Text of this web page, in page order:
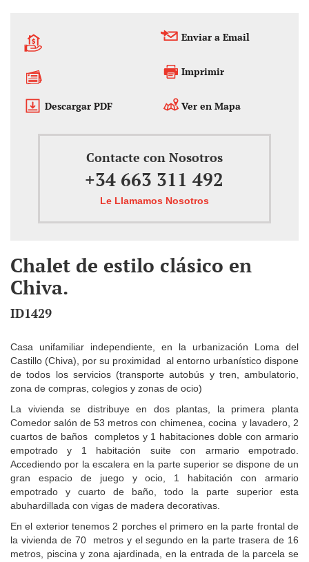
Enviar a Email
Imprimir
Descargar PDF Ver en Mapa
Contacte con Nosotros
+34 663 311 492
Le Llamamos Nosotros
Chalet de estilo clásico en
Chiva.
ID1429
Casa unifamiliar independiente, en la urbanización Loma del
Castillo (Chiva), por su proximidad al entorno urbanístico dispone
de todos los servicios (transporte autobús y tren, ambulatorio,
zona de compras, colegios y zonas de ocio)
La vivienda se distribuye en dos plantas, la primera planta
Comedor salón de 53 metros con chimenea, cocina y lavadero, 2
cuartos de baños completos y 1 habitaciones doble con armario
empotrado y 1 habitación suite con armario empotrado.
Accediendo por la escalera en la parte superior se dispone de un
gran espacio de juego y ocio, 1 habitación con armario
empotrado y cuarto de baño, todo la parte superior esta
abuhardillada con vigas de madera decorativas.
En el exterior tenemos 2 porches el primero en la parte frontal de
la vivienda de 70 metros y el segundo en la parte trasera de 16
metros, piscina y zona ajardinada, en la entrada de la parcela se